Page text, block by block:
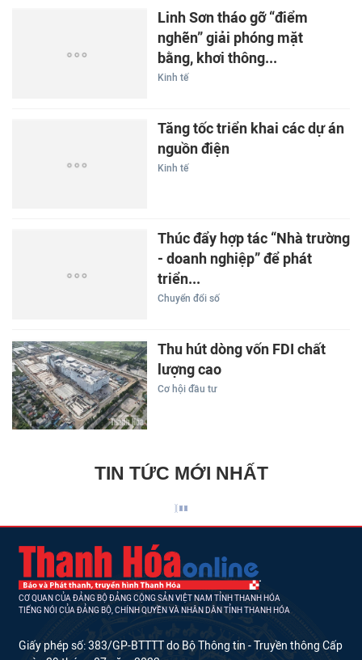
Linh Sơn tháo gỡ “điểm
nghẽn” giải phóng mặt
bằng, khơi thông...
Kinh tế
Tăng tốc triển khai các dự án
nguồn điện
Kinh tế
Thúc đẩy hợp tác “Nhà trường
- doanh nghiệp” để phát
triển...
Chuyển đổi số
Thu hút dòng vốn FDI chất
lượng cao
Cơ hội đầu tư
TIN TỨC MỚI NHẤT
CƠ QUAN CỦA ĐẢNG BỘ ĐẢNG CỘNG SẢN VIỆT NAM TỈNH THANH HÓA
TIẾNG NÓI CỦA ĐẢNG BỘ, CHÍNH QUYỀN VÀ NHÂN DÂN TỈNH THANH HÓA
Giấy phép số: 383/GP-BTTTT do Bộ Thông tin - Truyền thông Cấp